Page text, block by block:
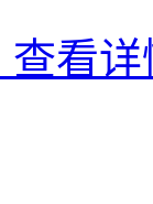
查看详